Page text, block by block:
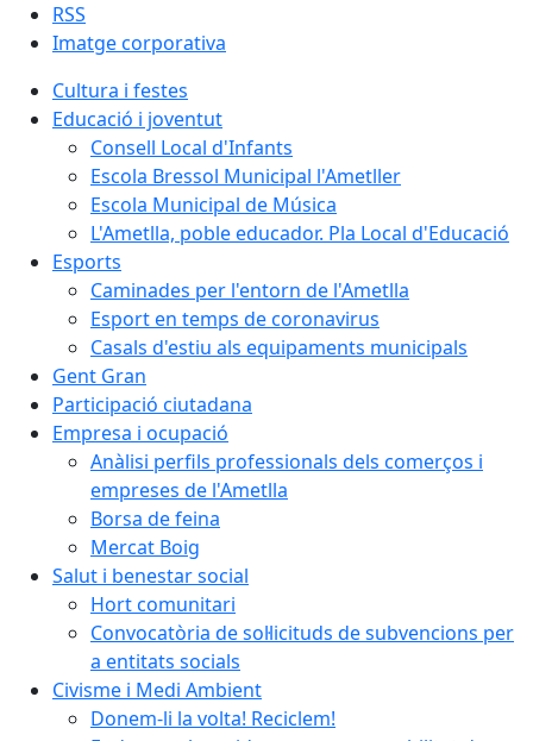
RSS
Imatge corporativa
Cultura i festes
Educació i joventut
Consell Local d'Infants
Escola Bressol Municipal l'Ametller
Escola Municipal de Música
L'Ametlla, poble educador. Pla Local d'Educació
Esports
Caminades per l'entorn de l'Ametlla
Esport en temps de coronavirus
Casals d'estiu als equipaments municipals
Gent Gran
Participació ciutadana
Empresa i ocupació
Anàlisi perfils professionals dels comerços i
empreses de l'Ametlla
Borsa de feina
Mercat Boig
Salut i benestar social
Hort comunitari
Convocatòria de sol·licituds de subvencions per
a entitats socials
Civisme i Medi Ambient
Donem-li la volta! Reciclem!